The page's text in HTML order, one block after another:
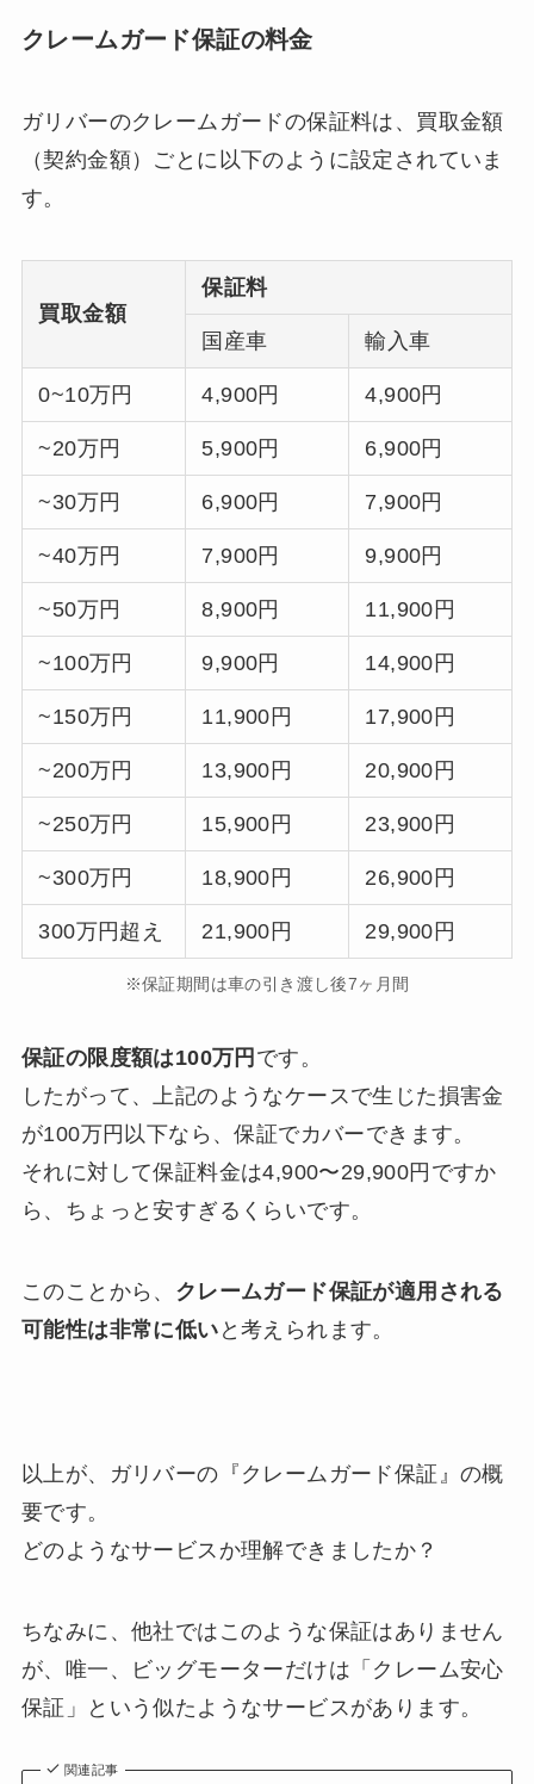
クレームガード保証の料金
ガリバーのクレームガードの保証料は、買取金額
（契約金額）ごとに以下のように設定されていま
す。
買取金額
保証料
国産車 輸入車
0~10万円 4,900円 4,900円
~20万円 5,900円 6,900円
~30万円 6,900円 7,900円
~40万円 7,900円 9,900円
~50万円 8,900円 11,900円
~100万円 9,900円 14,900円
~150万円 11,900円 17,900円
~200万円 13,900円 20,900円
~250万円 15,900円 23,900円
~300万円 18,900円 26,900円
300万円超え 21,900円 29,900円
※保証期間は車の引き渡し後7ヶ月間
保証の限度額は100万円 です。
したがって、上記のようなケースで生じた損害金
が100万円以下なら、保証でカバーできます。
それに対して保証料金は4,900〜29,900円ですか
ら、ちょっと安すぎるくらいです。
このことから、 クレームガード保証が適用される
可能性は非常に低い と考えられます。
以上が、ガリバーの『クレームガード保証』の概
要です。
どのようなサービスか理解できましたか？
ちなみに、他社ではこのような保証はありません
が、唯一、ビッグモーターだけは「クレーム安心
保証」という似たようなサービスがあります。
関連記事